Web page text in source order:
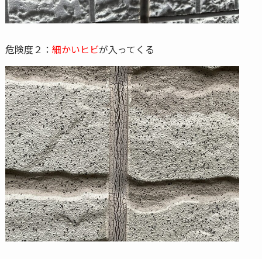
危険度２： 細かいヒビが入ってくる